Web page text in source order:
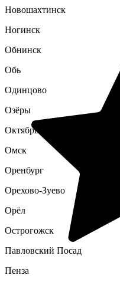
Новошахтинск
Ногинск
Обнинск
Обь
Одинцово
Озёры
Октябрьский
Омск
Оренбург
Орехово-Зуево
Орёл
Острогожск
Павловский Посад
Пенза